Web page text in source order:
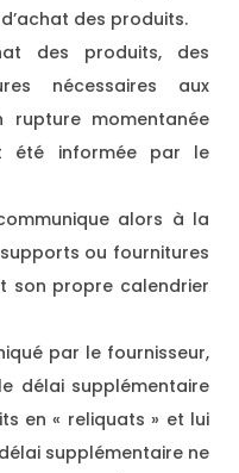
des produits.
des produits, des
nécessaires aux
rupture momentanée
été informée par le
alors à la
ou fournitures
son propre calendrier
par le fournisseur,
délai supplémentaire
en « reliquats » et lui
supplémentaire ne